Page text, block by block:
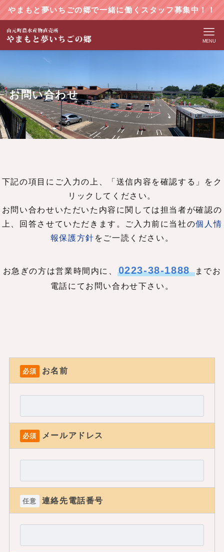
やまもと夢いちごの郷で一緒に働くスタッフ募集中！！
MENU
お問い合わせ
下記の項目にご入力の上、「送信内容を確認する」をク
リックしてください。
お問い合わせいただいた内容に関しては担当者が確認の
上、回答させていただきます。ご入力前に当社の個人情
報保護方針 をご一読ください。
お急ぎの方は営業時間内に、 0223-38-1888までお
電話にてお問い合わせ下さい。
必須 お名前
必須 メールアドレス
任意 連絡先電話番号